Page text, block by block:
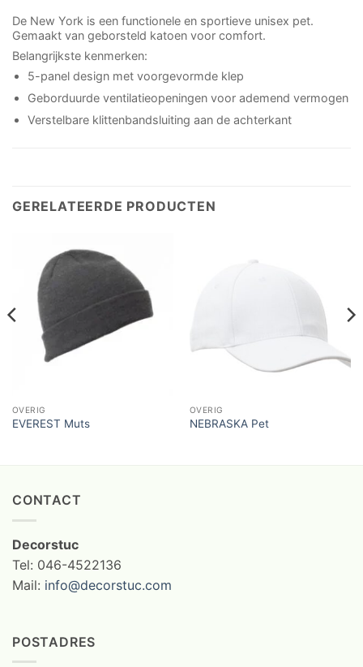
De New York is een functionele en sportieve unisex pet.
Gemaakt van geborsteld katoen voor comfort.
Belangrijkste kenmerken:
5-panel design met voorgevormde klep
Geborduurde ventilatieopeningen voor ademend vermogen
Verstelbare klittenbandsluiting aan de achterkant
GERELATEERDE PRODUCTEN
OVERIG
EVEREST Muts
OVERIG
NEBRASKA Pet
CONTACT
Decorstuc
Tel: 046-4522136
Mail: info@decorstuc.com
POSTADRES